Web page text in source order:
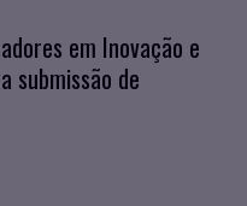
em Inovação e
submissão de